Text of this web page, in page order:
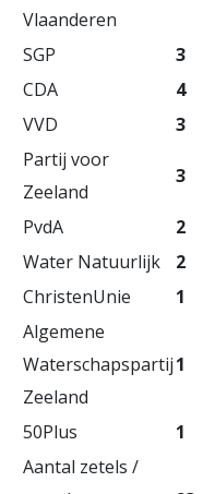
Vlaanderen
SGP 3
CDA
4
VVD
3
Partij voor
Zeeland
3
PvdA 2
Water Natuurlijk
2
ChristenUnie
1
Algemene
Waterschapspartij
Zeeland
1
50Plus 1
Aantal zetels /